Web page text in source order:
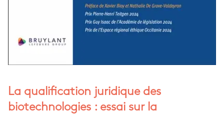
La qualification juridique des
biotechnologies : essai sur la